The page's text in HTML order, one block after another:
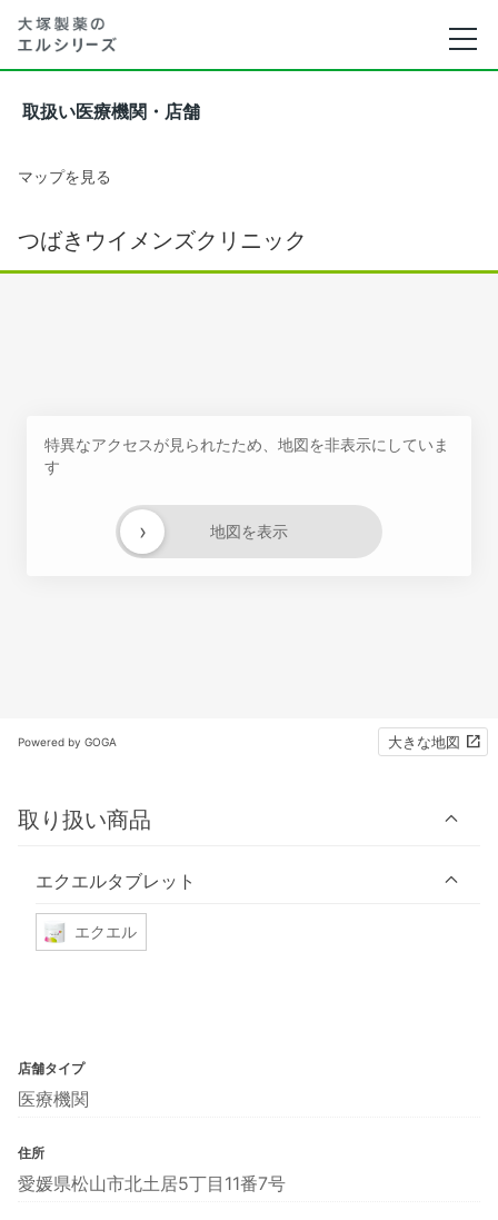
取扱い医療機関・店舗
マップを見る
つばきウイメンズクリニック
特異なアクセスが見られたため、地図を非表示にしていま
す
地図を表示
›
Powered by GOGA 大きな地図
取り扱い商品
エクエルタブレット
エクエル
店舗タイプ
医療機関
住所
愛媛県松山市北土居5丁目11番7号